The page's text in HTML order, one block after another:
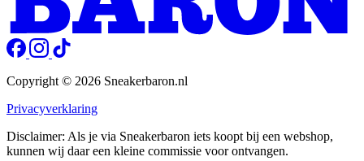
Copyright © 2026 Sneakerbaron.nl
Privacyverklaring
Disclaimer: Als je via Sneakerbaron iets koopt bij een webshop,
kunnen wij daar een kleine commissie voor ontvangen.